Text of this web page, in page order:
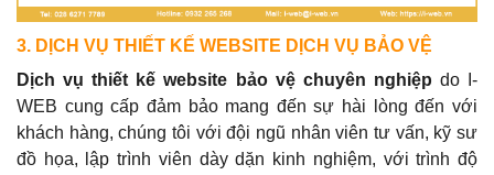
3. DỊCH VỤ THIẾT KẾ WEBSITE DỊCH VỤ BẢO VỆ
Dịch vụ thiết kế website bảo vệ chuyên nghiệp do I-
WEB cung cấp đảm bảo mang đến sự hài lòng đến với
khách hàng, chúng tôi với đội ngũ nhân viên tư vấn, kỹ sư
đồ họa, lập trình viên dày dặn kinh nghiệm, với trình độ